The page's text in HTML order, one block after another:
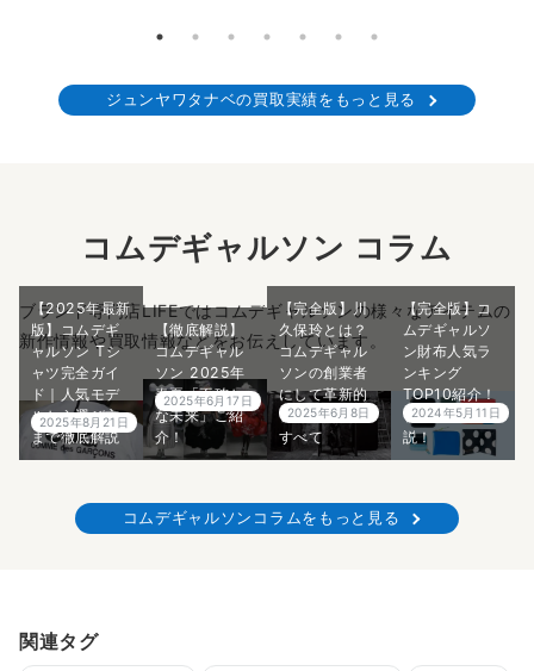
ジュンヤワタナベの買取実績をもっと見る
コムデギャルソン コラム
ブランド専門店LIFEではコムデギャルソンの様々なアイテムの
新作情報や買取情報などをお伝えしています。
【2025年最新
版】コムデギ
ャルソン Tシ
ャツ完全ガイ
ド｜人気モデ
ルから選び方
まで徹底解説
2025年8月21日
【徹底解説】
コムデギャル
ソン 2025年
春夏「不確か
な未来」ご紹
介！
2025年6月17日
【完全版】川
久保玲とは？
コムデギャル
ソンの創業者
にして革新的
デザイナーの
すべて
2025年6月8日
【完全版】コ
ムデギャルソ
ン財布人気ラ
ンキング
TOP10紹介！
プロが5分で解
説！
2024年5月11日
コムデギャルソンコラムをもっと見る
関連タグ